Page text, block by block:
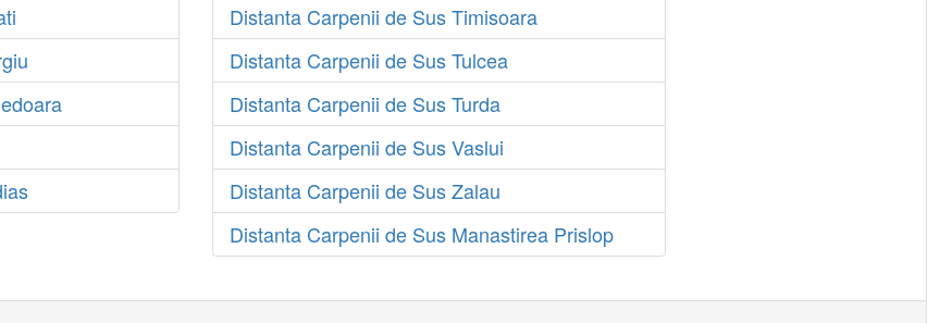
Distanta Carpenii de Sus Timisoara
Distanta Carpenii de Sus Tulcea
Distanta Carpenii de Sus Turda
Distanta Carpenii de Sus Vaslui
Distanta Carpenii de Sus Zalau
Distanta Carpenii de Sus Manastirea Prislop